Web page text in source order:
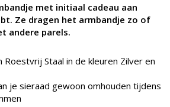
met initiaal cadeau aan
Ze dragen het armbandje zo of
andere parels.
Staal in de kleuren Zilver en
je sieraad gewoon omhouden tijdens